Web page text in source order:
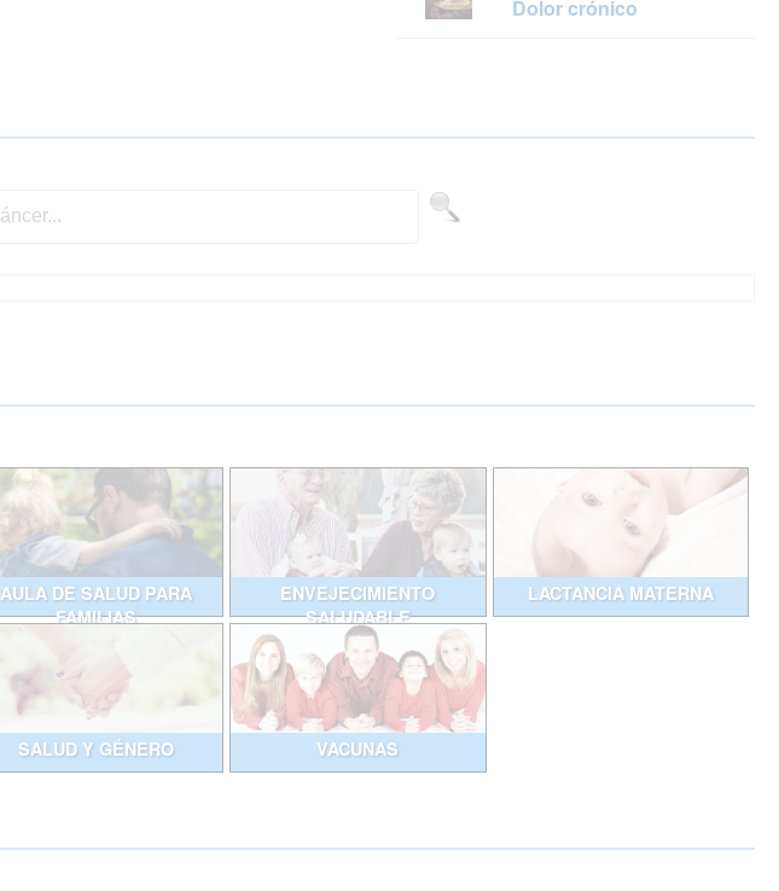
Dolor crónico
AULA DE SALUD PARA
FAMILIAS
ENVEJECIMIENTO
SALUDABLE
LACTANCIA MATERNA
SALUD Y GÉNERO VACUNAS